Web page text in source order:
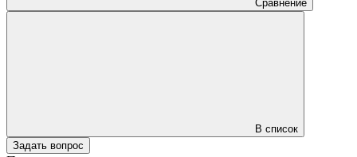
Сравнение
В список
Задать вопрос